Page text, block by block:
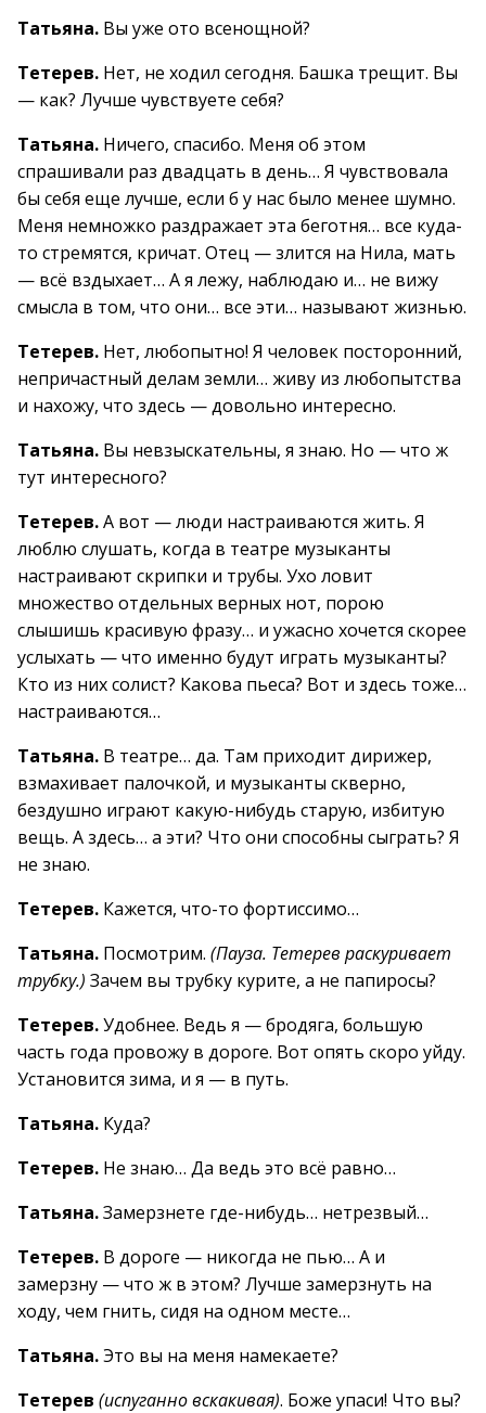
Татьяна. Вы уже ото всенощной?
Тетерев. Нет, не ходил сегодня. Башка трещит. Вы
— как? Лучше чувствуете себя?
Татьяна. Ничего, спасибо. Меня об этом
спрашивали раз двадцать в день… Я чувствовала
бы себя еще лучше, если б у нас было менее шумно.
Меня немножко раздражает эта беготня… все куда-
то стремятся, кричат. Отец — злится на Нила, мать
— всё вздыхает… А я лежу, наблюдаю и… не вижу
смысла в том, что они… все эти… называют жизнью.
Тетерев. Нет, любопытно! Я человек посторонний,
непричастный делам земли… живу из любопытства
и нахожу, что здесь — довольно интересно.
Татьяна. Вы невзыскательны, я знаю. Но — что ж
тут интересного?
Тетерев.А вот — люди настраиваются жить. Я
люблю слушать, когда в театре музыканты
настраивают скрипки и трубы. Ухо ловит
множество отдельных верных нот, порою
слышишь красивую фразу… и ужасно хочется скорее
услыхать — что именно будут играть музыканты?
Кто из них солист? Какова пьеса? Вот и здесь тоже…
настраиваются…
Татьяна. В театре… да. Там приходит дирижер,
взмахивает палочкой, и музыканты скверно,
бездушно играют какую-нибудь старую, избитую
вещь. А здесь… а эти? Что они способны сыграть? Я
не знаю.
Тетерев. Кажется, что-то фортиссимо…
Татьяна. Посмотрим. (Пауза. Тетерев раскуривает
трубку.) Зачем вы трубку курите, а не папиросы?
Тетерев.Удобнее. Ведь я — бродяга, большую
часть года провожу в дороге. Вот опять скоро уйду.
Установится зима, и я — в путь.
Татьяна. Куда?
Тетерев. Не знаю… Да ведь это всё равно…
Татьяна.Замерзнете где-нибудь… нетрезвый…
Тетерев. В дороге — никогда не пью… А и
замерзну — что ж в этом? Лучше замерзнуть на
ходу, чем гнить, сидя на одном месте…
Татьяна.Это вы на меня намекаете?
Тетерев (испуганно вскакивая). Боже упаси! Что вы?